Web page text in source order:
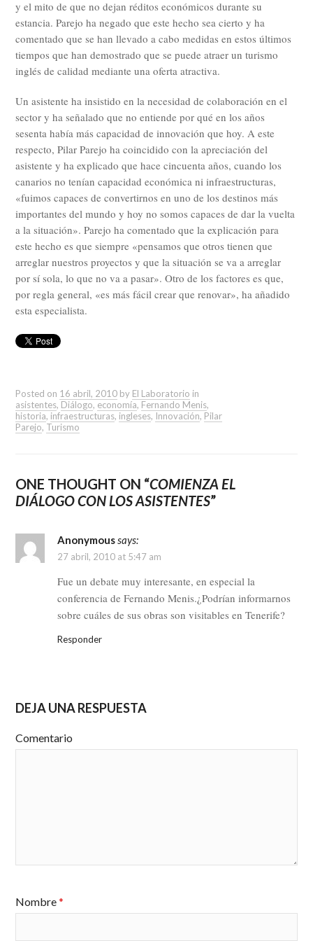
y el mito de que no dejan réditos económicos durante su
estancia. Parejo ha negado que este hecho sea cierto y ha
comentado que se han llevado a cabo medidas en estos últimos
tiempos que han demostrado que se puede atraer un turismo
inglés de calidad mediante una oferta atractiva.
Un asistente ha insistido en la necesidad de colaboración en el
sector y ha señalado que no entiende por qué en los años
sesenta había más capacidad de innovación que hoy. A este
respecto, Pilar Parejo ha coincidido con la apreciación del
asistente y ha explicado que hace cincuenta años, cuando los
canarios no tenían capacidad económica ni infraestructuras,
«fuimos capaces de convertirnos en uno de los destinos más
importantes del mundo y hoy no somos capaces de dar la vuelta
a la situación». Parejo ha comentado que la explicación para
este hecho es que siempre «pensamos que otros tienen que
arreglar nuestros proyectos y que la situación se va a arreglar
por sí sola, lo que no va a pasar». Otro de los factores es que,
por regla general, «es más fácil crear que renovar», ha añadido
esta especialista.
Posted on 16 abril, 2010 by El Laboratorio in
asistentes, Diálogo, economía, Fernando Menis,
historia, infraestructuras, ingleses, Innovación, Pilar
Parejo, Turismo
ONE THOUGHT ON “COMIENZA EL
DIÁLOGO CON LOS ASISTENTES”
Anonymoussays:
27 abril, 2010 at 5:47 am
Fue un debate muy interesante, en especial la
conferencia de Fernando Menis.¿Podrían informarnos
sobre cuáles de sus obras son visitables en Tenerife?
Responder
DEJA UNA RESPUESTA
Comentario
Nombre*